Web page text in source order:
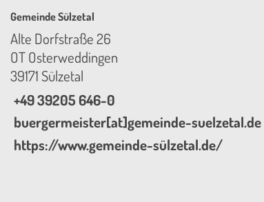
Gemeinde Sülzetal
Alte Dorfstraße 26
OT Osterweddingen
39171 Sülzetal
+49 39205 646-0
buergermeister[at]gemeinde-suelzetal.de
https://www.gemeinde-sülzetal.de/